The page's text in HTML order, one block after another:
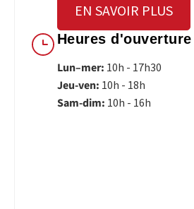
EN SAVOIR PLUS
Heures d'ouverture
Lun–mer: 10h - 17h30
Jeu-ven: 10h - 18h
Sam-dim: 10h - 16h